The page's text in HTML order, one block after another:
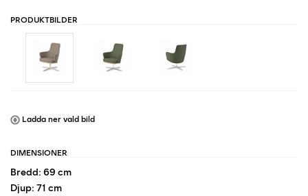
PRODUKTBILDER
Ladda ner vald bild
DIMENSIONER
Bredd: 69 cm
Djup: 71 cm